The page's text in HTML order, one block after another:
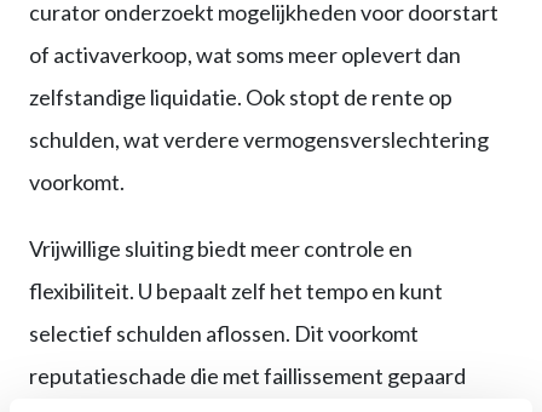
curator onderzoekt mogelijkheden voor doorstart
of activaverkoop, wat soms meer oplevert dan
zelfstandige liquidatie. Ook stopt de rente op
schulden, wat verdere vermogensverslechtering
voorkomt.
Vrijwillige sluiting biedt meer controle en
flexibiliteit. U bepaalt zelf het tempo en kunt
selectief schulden aflossen. Dit voorkomt
reputatieschade die met faillissement gepaard